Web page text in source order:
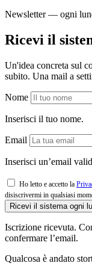
Newsletter — ogni
Ricevi il
Un'idea concreta sul
subito. Una mail a
Nome
Inserisci il tuo nome.
Email
Inserisci un’email
Ho letto e accetto la
disiscrivermi in qualsiasi
Ricevi il sistema ogni
Iscrizione ricevuta.
confermare l’email.
Qualcosa è andato